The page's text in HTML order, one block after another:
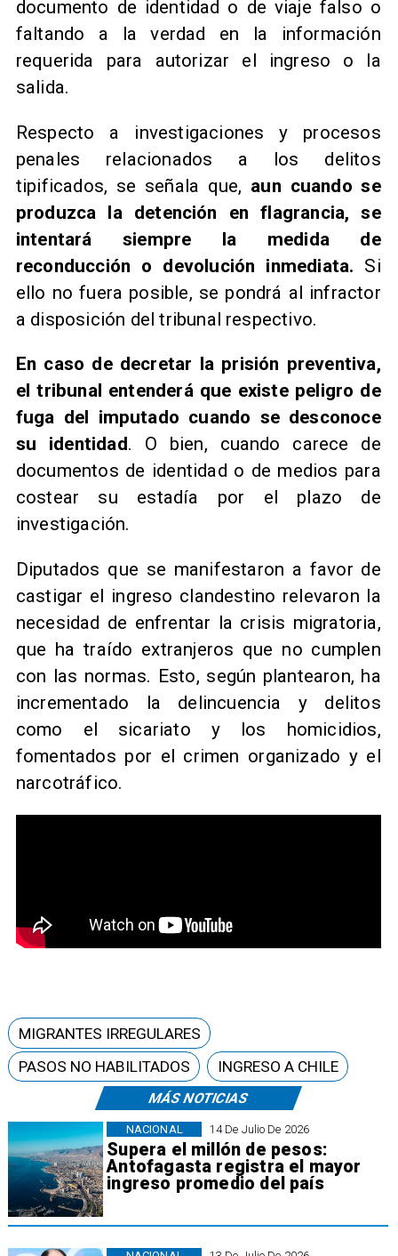
documento de identidad o de viaje falso o
faltando a la verdad en la información
requerida para autorizar el ingreso o la
salida.
Respecto a investigaciones y procesos
penales relacionados a los delitos
tipificados, se señala que, aun cuando se
produzca la detención en flagrancia, se
intentará siempre la medida de
reconducción o devolución inmediata. Si
ello no fuera posible, se pondrá al infractor
a disposición del tribunal respectivo.
En caso de decretar la prisión preventiva,
el tribunal entenderá que existe peligro de
fuga del imputado cuando se desconoce
su identidad. O bien, cuando carece de
documentos de identidad o de medios para
costear su estadía por el plazo de
investigación.
Diputados que se manifestaron a favor de
castigar el ingreso clandestino relevaron la
necesidad de enfrentar la crisis migratoria,
que ha traído extranjeros que no cumplen
con las normas. Esto, según plantearon, ha
incrementado la delincuencia y delitos
como el sicariato y los homicidios,
fomentados por el crimen organizado y el
narcotráfico.
MÁS NOTICIAS
14 De Julio De 2026
Supera el millón de pesos:
Antofagasta registra el mayor
ingreso promedio del país
NACIONAL
MIGRANTES IRREGULARES
PASOS NO HABILITADOS
INGRESO A CHILE